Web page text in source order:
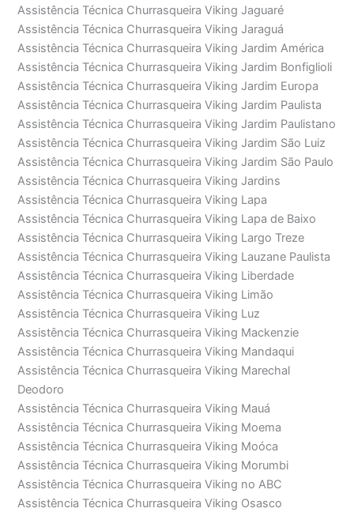
Assistência Técnica Churrasqueira Viking Jaguaré
Assistência Técnica Churrasqueira Viking Jaraguá
Assistência Técnica Churrasqueira Viking Jardim América
Assistência Técnica Churrasqueira Viking Jardim Bonfiglioli
Assistência Técnica Churrasqueira Viking Jardim Europa
Assistência Técnica Churrasqueira Viking Jardim Paulista
Assistência Técnica Churrasqueira Viking Jardim Paulistano
Assistência Técnica Churrasqueira Viking Jardim São Luiz
Assistência Técnica Churrasqueira Viking Jardim São Paulo
Assistência Técnica Churrasqueira Viking Jardins
Assistência Técnica Churrasqueira Viking Lapa
Assistência Técnica Churrasqueira Viking Lapa de Baixo
Assistência Técnica Churrasqueira Viking Largo Treze
Assistência Técnica Churrasqueira Viking Lauzane Paulista
Assistência Técnica Churrasqueira Viking Liberdade
Assistência Técnica Churrasqueira Viking Limão
Assistência Técnica Churrasqueira Viking Luz
Assistência Técnica Churrasqueira Viking Mackenzie
Assistência Técnica Churrasqueira Viking Mandaqui
Assistência Técnica Churrasqueira Viking Marechal
Deodoro
Assistência Técnica Churrasqueira Viking Mauá
Assistência Técnica Churrasqueira Viking Moema
Assistência Técnica Churrasqueira Viking Moóca
Assistência Técnica Churrasqueira Viking Morumbi
Assistência Técnica Churrasqueira Viking no ABC
Assistência Técnica Churrasqueira Viking Osasco